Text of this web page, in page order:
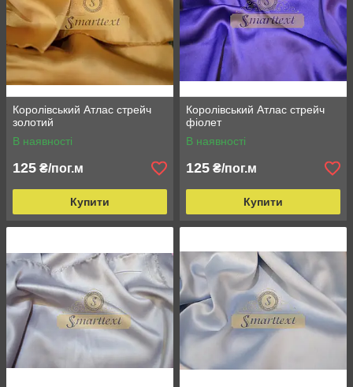
Королівський Атлас стрейч
золотий
В наявності
125 ₴/пог.м
Купити
Королівський Атлас стрейч
фіолет
В наявності
125 ₴/пог.м
Купити